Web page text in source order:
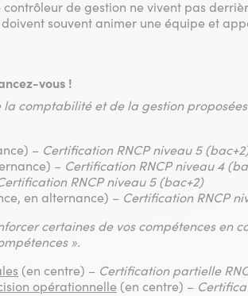
de gestion ne vivent pas
souvent animer une équipe et
vous !
comptabilité et de la gestion
– Certification RNCP niveau 5
– Certification RNCP niveau 4
RNCP niveau 5 (bac+2)
en alternance) – Certification RNCP
certaines de vos compétences en
».
(en centre) – Certification partielle
opérationnelle (en centre) –